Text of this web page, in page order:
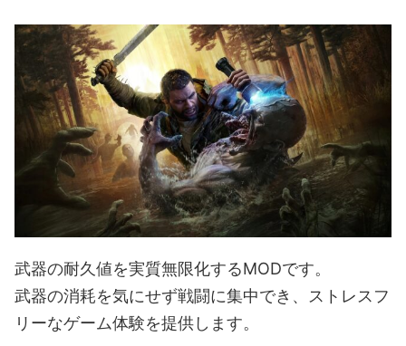
武器の耐久値を実質無限化するMODです。
武器の消耗を気にせず戦闘に集中でき、ストレスフ
リーなゲーム体験を提供します。